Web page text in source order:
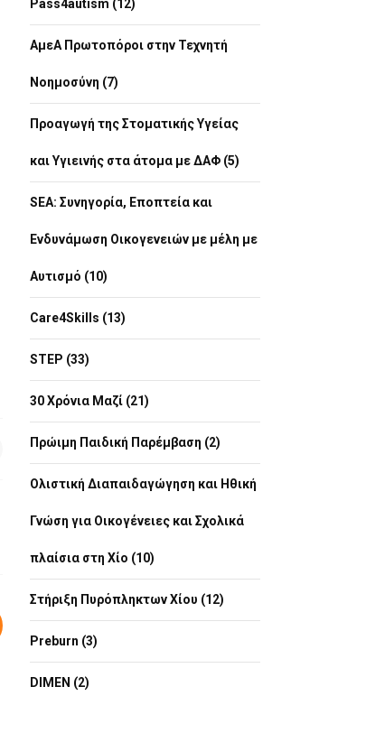
Pass4autism (12)
ΑμεΑ Πρωτοπόροι στην Τεχνητή
Νοημοσύνη (7)
Προαγωγή της Στοματικής Υγείας
και Υγιεινής στα άτομα με ΔΑΦ (5)
SEA: Συνηγορία, Εποπτεία και
Ενδυνάμωση Οικογενειών με μέλη με
Αυτισμό (10)
Care4Skills (13)
STEP (33)
30 Χρόνια Μαζί (21)
Πρώιμη Παιδική Παρέμβαση (2)
Ολιστική Διαπαιδαγώγηση και Ηθική
Γνώση για Οικογένειες και Σχολικά
πλαίσια στη Χίο (10)
Στήριξη Πυρόπληκτων Χίου (12)
Preburn (3)
DIMEN (2)